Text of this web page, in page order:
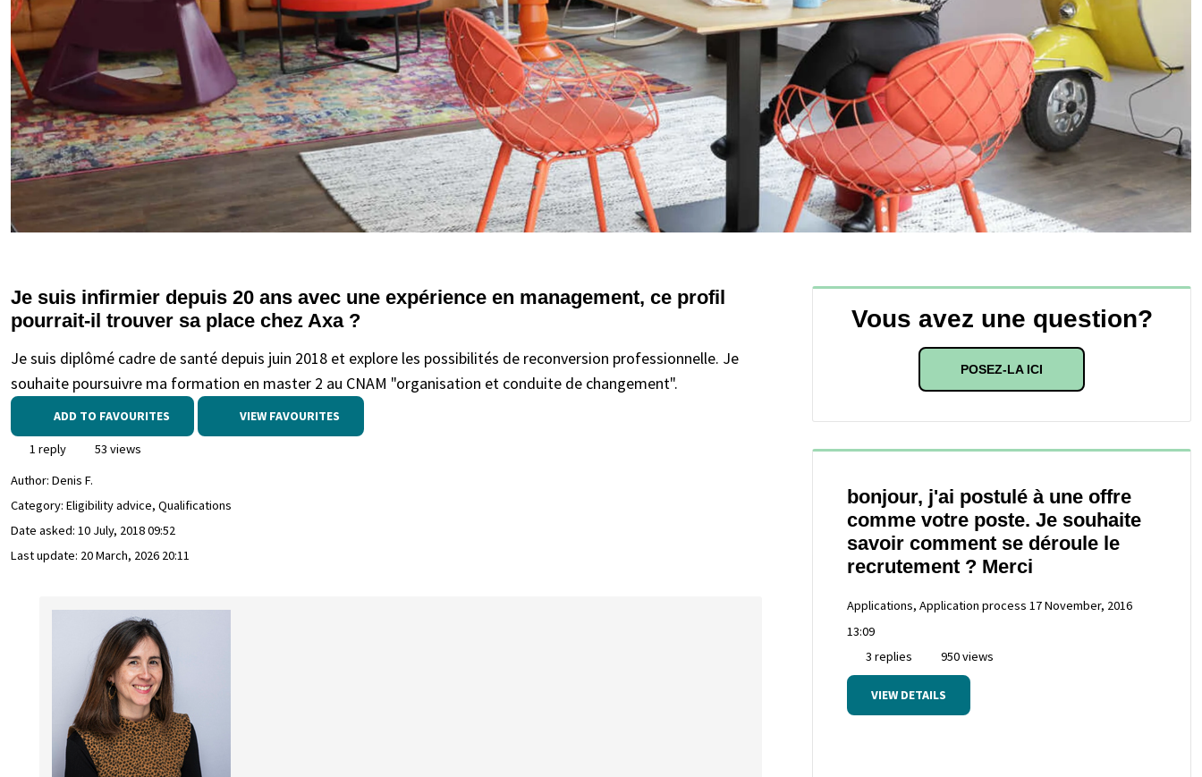
Je suis infirmier depuis 20 ans avec une expérience en management, ce profil
pourrait-il trouver sa place chez Axa ?
Je suis diplômé cadre de santé depuis juin 2018 et explore les possibilités de reconversion professionnelle. Je
souhaite poursuivre ma formation en master 2 au CNAM "organisation et conduite de changement".
ADD TO FAVOURITES VIEW FAVOURITES
1 reply
53 views
Author: Denis F.
Category: Eligibility advice, Qualifications
Date asked: 10 July, 2018 09:52
Last update: 20 March, 2026 20:11
Vous avez une question?
POSEZ-LA ICI
bonjour, j'ai postulé à une offre
comme votre poste. Je souhaite
savoir comment se déroule le
recrutement ? Merci
Applications, Application process 17 November, 2016
13:09
3 replies
950 views
VIEW DETAILS